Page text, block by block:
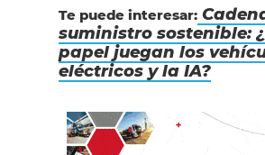
Te puede interesar:
suministro sostenible:
papel juegan los
eléctricos y la IA?